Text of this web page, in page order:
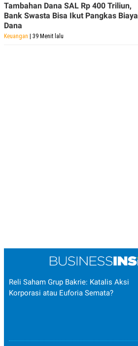
Tambahan Dana SAL Rp 400 Triliun,
Bank Swasta Bisa Ikut Pangkas Biaya
Dana
Keuangan | 39 Menit lalu
Reli Saham Grup Bakrie: Katalis Aksi
Korporasi atau Euforia Semata?